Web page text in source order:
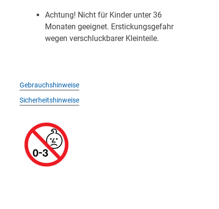
Achtung! Nicht für Kinder unter 36
Monaten geeignet. Erstickungsgefahr
wegen verschluckbarer Kleinteile.
Gebrauchshinweise
Sicherheitshinweise